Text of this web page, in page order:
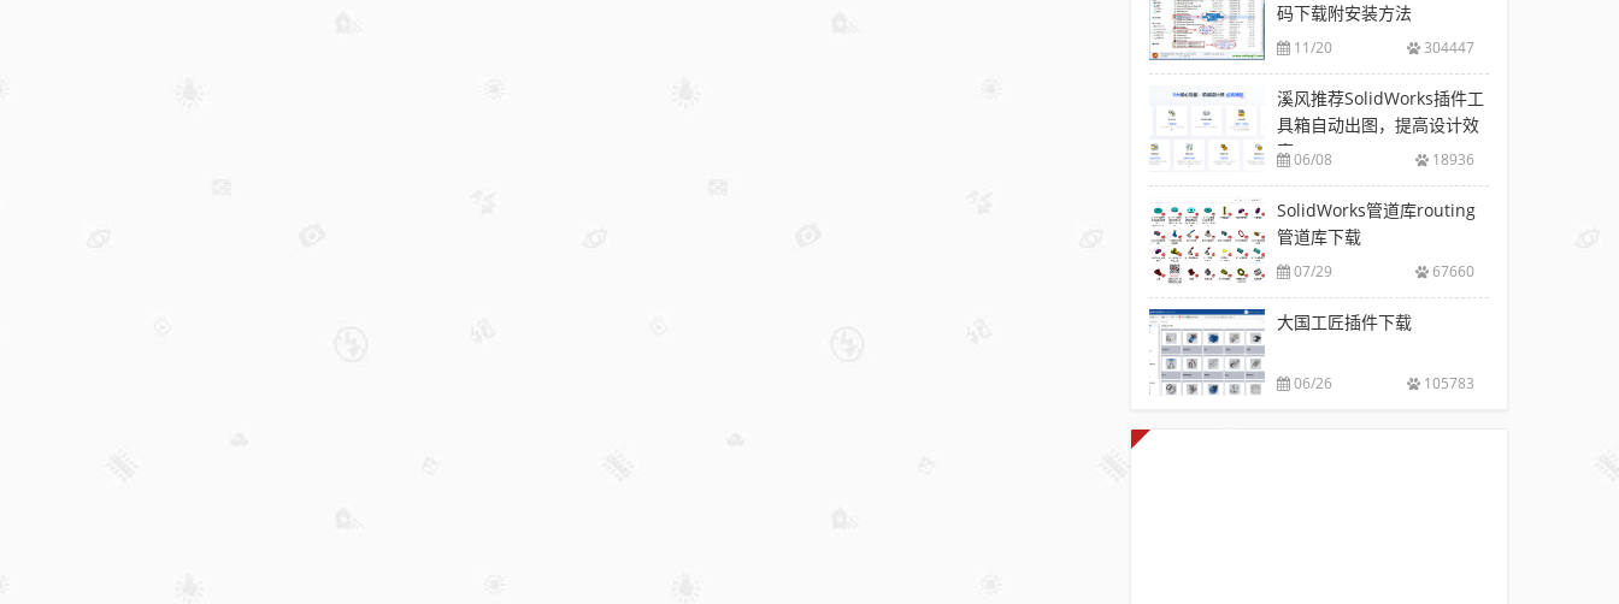
码下载附安装方法
11/20 304447
溪风推荐SolidWorks插件工
具箱自动出图，提高设计效
率06/08 18936
SolidWorks管道库routing
管道库下载
07/29 67660
大国工匠插件下载
06/26 105783